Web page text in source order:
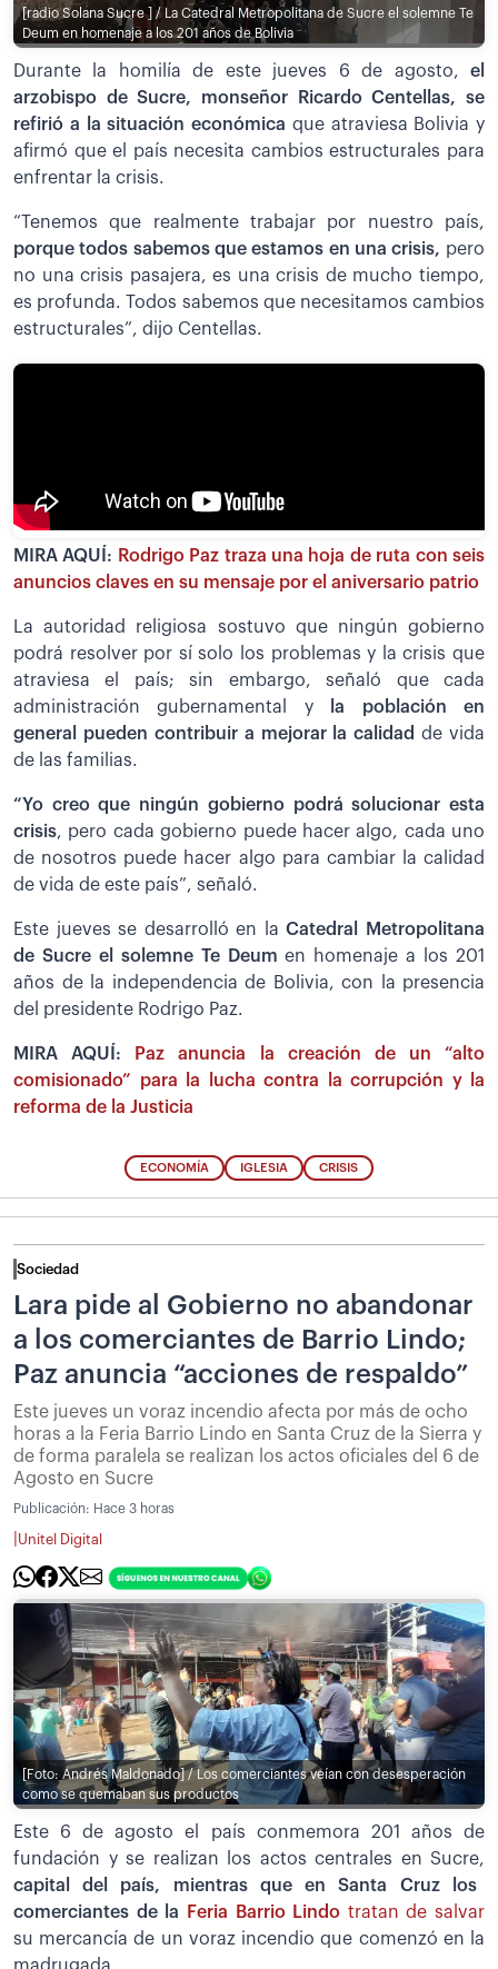
[radio Solana Sucre ] / La Catedral Metropolitana de Sucre el solemne Te
Deum en homenaje a los 201 años de Bolivia
Durante la homilía de este jueves 6 de agosto, el
arzobispo de Sucre, monseñor Ricardo Centellas, se
refirió a la situación económica que atraviesa Bolivia y
afirmó que el país necesita cambios estructurales para
enfrentar la crisis.
“Tenemos que realmente trabajar por nuestro país,
porque todos sabemos que estamos en una crisis, pero
no una crisis pasajera, es una crisis de mucho tiempo,
es profunda. Todos sabemos que necesitamos cambios
estructurales”, dijo Centellas.
MIRA AQUÍ: Rodrigo Paz traza una hoja de ruta con seis
anuncios claves en su mensaje por el aniversario patrio
La autoridad religiosa sostuvo que ningún gobierno
podrá resolver por sí solo los problemas y la crisis que
atraviesa el país; sin embargo, señaló que cada
administración gubernamental y
la población en
general pueden contribuir a mejorar la calidad de vida
de las familias.
“Yo creo que ningún gobierno podrá solucionar esta
crisis, pero cada gobierno puede hacer algo, cada uno
de nosotros puede hacer algo para cambiar la calidad
de vida de este país”, señaló.
Este jueves se desarrolló en laCatedral Metropolitana
de Sucre el solemne Te Deumen homenaje a los 201
años de la independencia de Bolivia, con la presencia
del presidente Rodrigo Paz.
MIRA AQUÍ:
Paz anuncia la creación de un “alto
comisionado” para la lucha contra la corrupción y la
reforma de la Justicia
ECONOMÍA IGLESIA CRISIS
Sociedad
Lara pide al Gobierno no abandonar
a los comerciantes de Barrio Lindo;
Paz anuncia “acciones de respaldo”
Este jueves un voraz incendio afecta por más de ocho
horas a la Feria Barrio Lindo en Santa Cruz de la Sierra y
de forma paralela se realizan los actos oficiales del 6 de
Agosto en Sucre
Publicación: Hace 3 horas
Unitel Digital
[Foto: Andrés Maldonado] / Los comerciantes veían con desesperación
como se quemaban sus productos
Este 6 de agosto el país conmemora 201 años de
fundación y se realizan los actos centrales en Sucre,
capital del país, mientras que en Santa Cruz los
comerciantes de la
Feria Barrio Lindo tratan de salvar
su mercancía de un voraz incendio que comenzó en la